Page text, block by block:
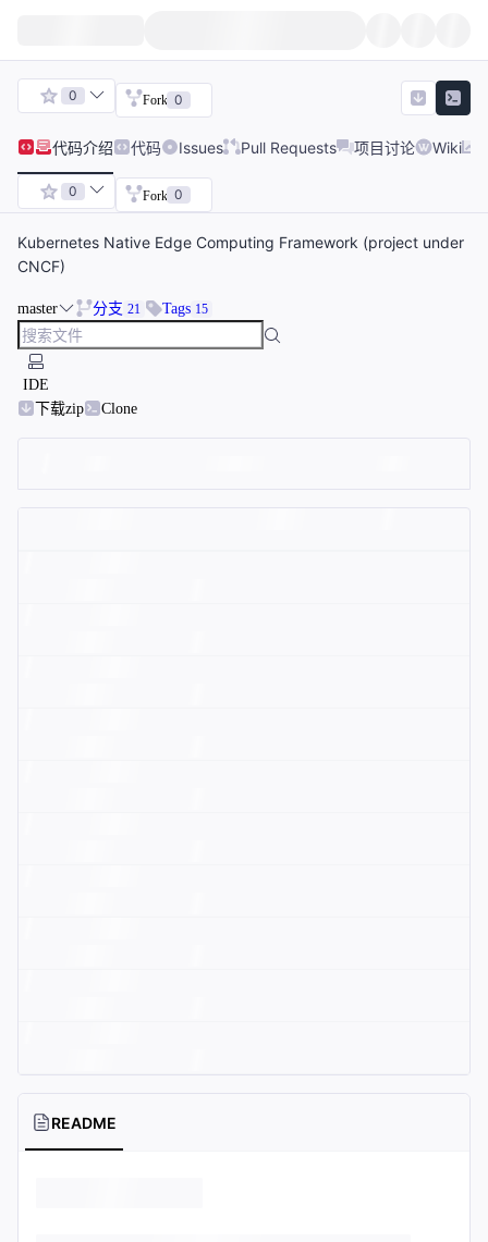
0 Fork 0
代码介绍 代码 Issues Pull Requests 项目讨论 Wiki
0 Fork 0
Kubernetes Native Edge Computing Framework (project under
CNCF)
master 分支 21 Tags 15
IDE
下载zip
Clone
README